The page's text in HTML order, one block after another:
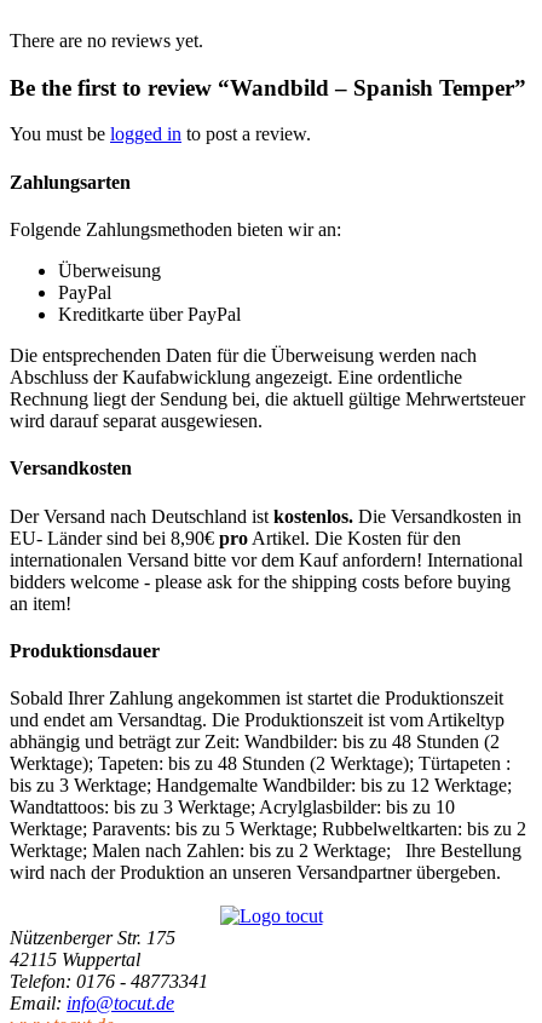
There are no reviews yet.
Be the first to review “Wandbild – Spanish Temper”
You must be logged in to post a review.
Zahlungsarten
Folgende Zahlungsmethoden bieten wir an:
Überweisung
PayPal
Kreditkarte über PayPal
Die entsprechenden Daten für die Überweisung werden nach
Abschluss der Kaufabwicklung angezeigt. Eine ordentliche
Rechnung liegt der Sendung bei, die aktuell gültige Mehrwertsteuer
wird darauf separat ausgewiesen.
Versandkosten
Der Versand nach Deutschland ist kostenlos. Die Versandkosten in
EU- Länder sind bei 8,90€ pro Artikel. Die Kosten für den
internationalen Versand bitte vor dem Kauf anfordern! International
bidders welcome - please ask for the shipping costs before buying
an item!
Produktionsdauer
Sobald Ihrer Zahlung angekommen ist startet die Produktionszeit
und endet am Versandtag. Die Produktionszeit ist vom Artikeltyp
abhängig und beträgt zur Zeit: Wandbilder: bis zu 48 Stunden (2
Werktage); Tapeten: bis zu 48 Stunden (2 Werktage); Türtapeten :
bis zu 3 Werktage; Handgemalte Wandbilder: bis zu 12 Werktage;
Wandtattoos: bis zu 3 Werktage; Acrylglasbilder: bis zu 10
Werktage; Paravents: bis zu 5 Werktage; Rubbelweltkarten: bis zu 2
Werktage; Malen nach Zahlen: bis zu 2 Werktage; Ihre Bestellung
wird nach der Produktion an unseren Versandpartner übergeben.
Nützenberger Str. 175
42115 Wuppertal
Telefon: 0176 - 48773341
Email: info@tocut.de